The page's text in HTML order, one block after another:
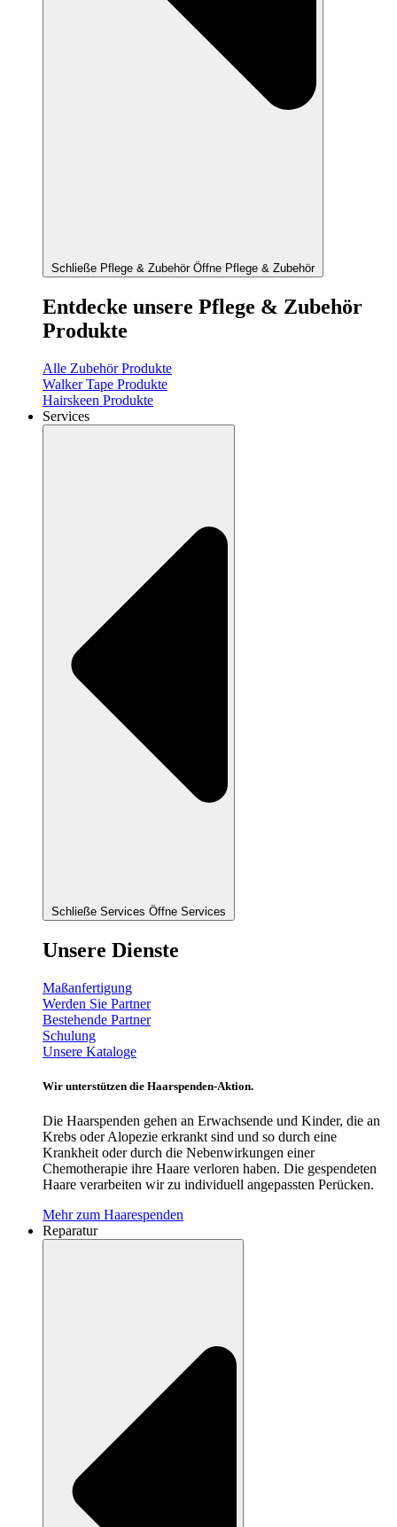
Schließe Pflege & Zubehör Öffne Pflege & Zubehör
Entdecke unsere Pflege & Zubehör
Produkte
Alle Zubehör Produkte
Walker Tape Produkte
Hairskeen Produkte
Services
Schließe Services Öffne Services
Unsere Dienste
Maßanfertigung
Werden Sie Partner
Bestehende Partner
Schulung
Unsere Kataloge
Wir unterstützen die Haarspenden-Aktion.
Die Haarspenden gehen an Erwachsende und Kinder, die an
Krebs oder Alopezie erkrankt sind und so durch eine
Krankheit oder durch die Nebenwirkungen einer
Chemotherapie ihre Haare verloren haben. Die gespendeten
Haare verarbeiten wir zu individuell angepassten Perücken.
Mehr zum Haarespenden
Reparatur